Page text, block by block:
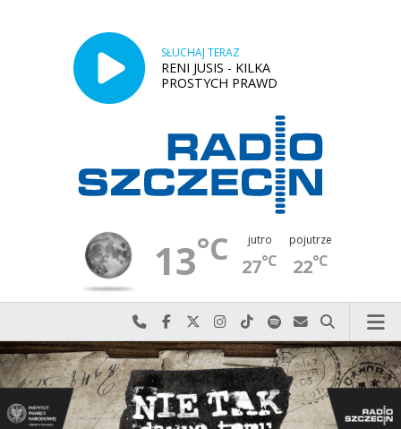
SŁUCHAJ TERAZ
RENI JUSIS - KILKA
PROSTYCH PRAWD
13°C jutro
27°C
pojutrze
22°C
Najlepiej po prostu do nas zadzwoń
Odwiedź nas na Facebook-u
Odwiedź nas na X
Odwiedź nas na Instagram-ie
Odwiedź nas na TikTok-u
Szukaj nas na Spotify
Wyślij do nas
Szukaj